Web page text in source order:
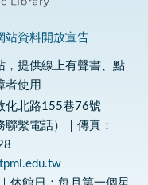
站資料開放宣告
，提供線上有聲書、點
者使用
化北路155巷76號
繫電話）｜傳真：